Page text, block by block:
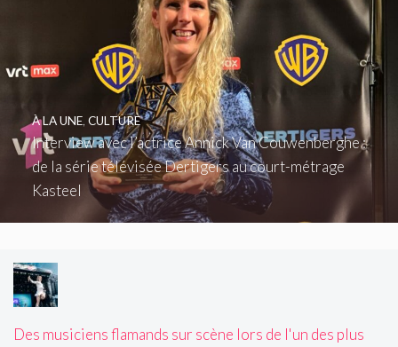
Interview avec l’actrice Annick Van Couwenberghe :
de la série télévisée Dertigers au court-métrage
Kasteel
À LA UNE, CULTURE
Des musiciens flamands sur scène lors de l'un des plus